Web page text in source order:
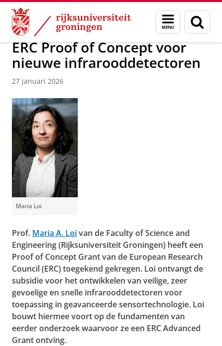
Skip
Content
Skip
Navigation
Menu
en
zoeken
Over ons Faculty of Science and Engineering Nieuws
ERC Proof of Concept voor
nieuwe infrarooddetectoren
27 januari 2026
Maria Loi
Prof. Maria A. Loivan de Faculty of Science and
Engineering (Rijksuniversiteit Groningen) heeft een
Proof of Concept Grant van de European Research
Council (ERC) toegekend gekregen. Loi ontvangt de
subsidie voor het ontwikkelen van veilige, zeer
gevoelige en snelle infrarooddetectoren voor
toepassing in geavanceerde sensortechnologie. Loi
bouwt hiermee voort op de fundamenten van
eerder onderzoek waarvoor ze een ERC Advanced
Grant ontving.